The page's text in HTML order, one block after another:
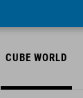
CUBE WORLD